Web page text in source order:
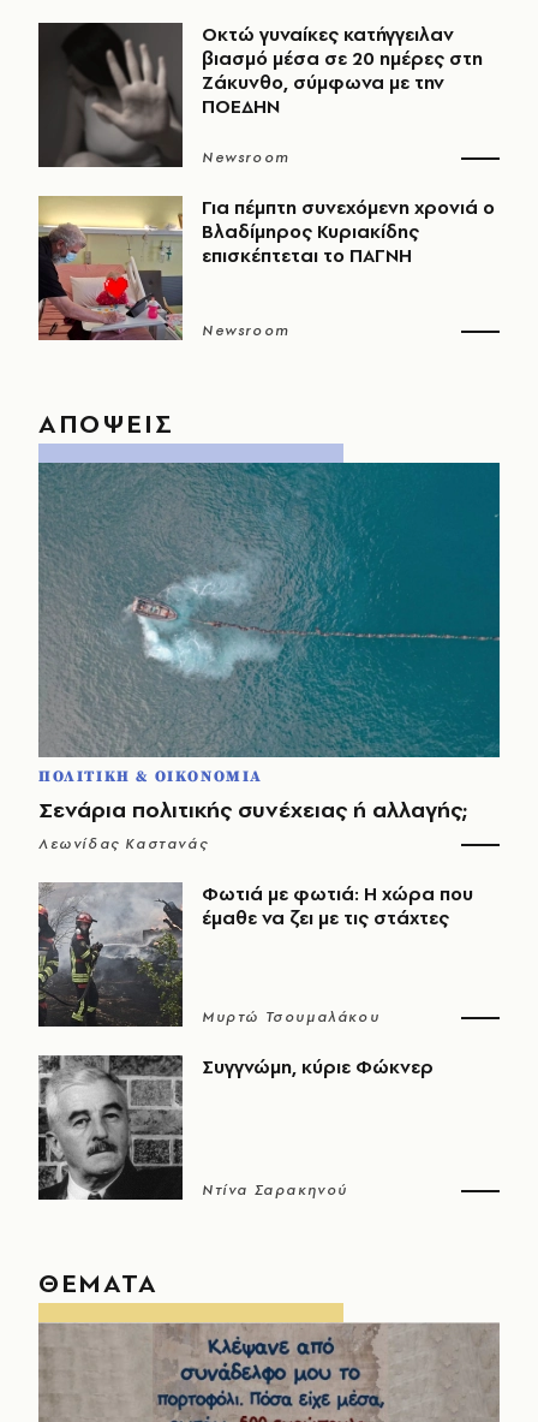
Οκτώ γυναίκες κατήγγειλαν
βιασμό μέσα σε 20 ημέρες στη
Ζάκυνθο, σύμφωνα με την
ΠΟΕΔΗΝ
Newsroom
Για πέμπτη συνεχόμενη χρονιά ο
Βλαδίμηρος Κυριακίδης
επισκέπτεται το ΠΑΓΝΗ
Newsroom
ΑΠΟΨΕΙΣ
ΠΟΛΙΤΙΚΗ & ΟΙΚΟΝΟΜΙΑ
Σενάρια πολιτικής συνέχειας ή αλλαγής;
Λεωνίδας Καστανάς
Φωτιά με φωτιά: Η χώρα που
έμαθε να ζει με τις στάχτες
Μυρτώ Τσουμαλάκου
Συγγνώμη, κύριε Φώκνερ
Ντίνα Σαρακηνού
ΘΕΜΑΤΑ